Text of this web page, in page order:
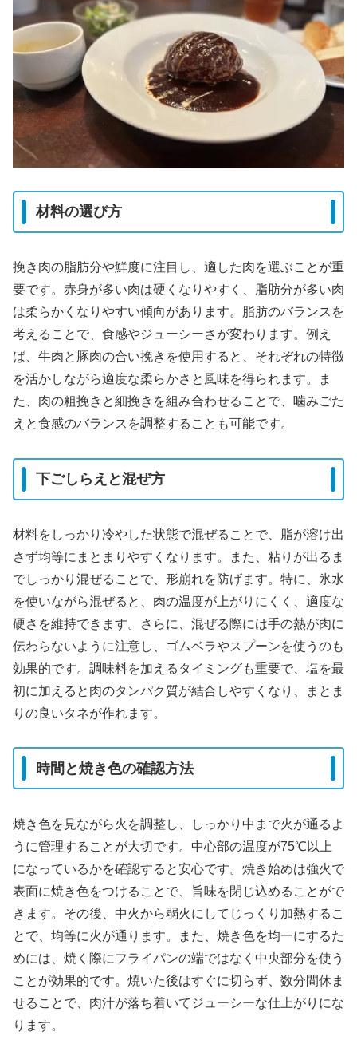
材料の選び方
挽き肉の脂肪分や鮮度に注目し、適した肉を選ぶことが重
要です。赤身が多い肉は硬くなりやすく、脂肪分が多い肉
は柔らかくなりやすい傾向があります。脂肪のバランスを
考えることで、食感やジューシーさが変わります。例え
ば、牛肉と豚肉の合い挽きを使用すると、それぞれの特徴
を活かしながら適度な柔らかさと風味を得られます。ま
た、肉の粗挽きと細挽きを組み合わせることで、噛みごた
えと食感のバランスを調整することも可能です。
下ごしらえと混ぜ方
材料をしっかり冷やした状態で混ぜることで、脂が溶け出
さず均等にまとまりやすくなります。また、粘りが出るま
でしっかり混ぜることで、形崩れを防げます。特に、氷水
を使いながら混ぜると、肉の温度が上がりにくく、適度な
硬さを維持できます。さらに、混ぜる際には手の熱が肉に
伝わらないように注意し、ゴムベラやスプーンを使うのも
効果的です。調味料を加えるタイミングも重要で、塩を最
初に加えると肉のタンパク質が結合しやすくなり、まとま
りの良いタネが作れます。
時間と焼き色の確認方法
焼き色を見ながら火を調整し、しっかり中まで火が通るよ
うに管理することが大切です。中心部の温度が75℃以上
になっているかを確認すると安心です。焼き始めは強火で
表面に焼き色をつけることで、旨味を閉じ込めることがで
きます。その後、中火から弱火にしてじっくり加熱するこ
とで、均等に火が通ります。また、焼き色を均一にするた
めには、焼く際にフライパンの端ではなく中央部分を使う
ことが効果的です。焼いた後はすぐに切らず、数分間休ま
せることで、肉汁が落ち着いてジューシーな仕上がりにな
ります。